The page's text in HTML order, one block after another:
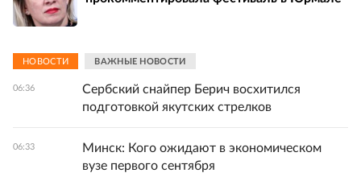
НОВОСТИ ВАЖНЫЕ НОВОСТИ
06:36
Сербский снайпер Берич восхитился
подготовкой якутских стрелков
06:33
Минск: Кого ожидают в экономическом
вузе первого сентября